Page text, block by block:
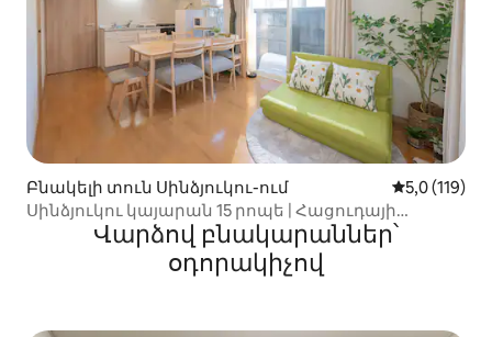
Բնակելի տուն Սինձյուկու-ում Միջին
5,0 (119)
Սինձյուկու կայարան 15 րոպե | Հացուդայի
կայարան 8ր | Սիբույա 20ր | Սակուրա
Վարձով բնակարաններ՝
օդորակիչով